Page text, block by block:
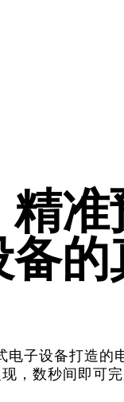
准
的
电子设备打造的
，数秒间即可